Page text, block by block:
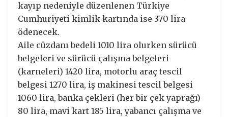
kayıp nedeniyle düzenlenen Türkiye
Cumhuriyeti kimlik kartında ise 370 lira
ödenecek.
Aile cüzdanı bedeli 1010 lira olurken sürücü
belgeleri ve sürücü çalışma belgeleri
(karneleri) 1420 lira, motorlu araç tescil
belgesi 1270 lira, iş makinesi tescil belgesi
1060 lira, banka çekleri (her bir çek yaprağı)
80 lira, mavi kart 185 lira, yabancı çalışma ve